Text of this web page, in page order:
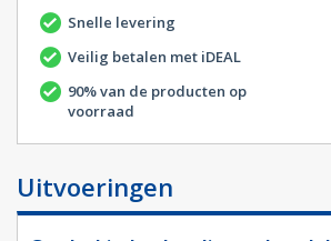
Snelle levering
Veilig betalen met iDEAL
90% van de producten op
voorraad
Uitvoeringen